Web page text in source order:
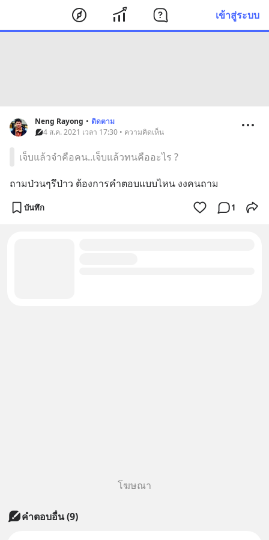
เข้าสู่ระบบ
Neng Rayong • ติดตาม
4 ส.ค. 2021 เวลา 17:30 • ความคิดเห็น
เจ็บแล้วจำคือคน..เจ็บแล้วทนคืออะไร ?
ถามป่วนๆรึป่าว ต้องการคำตอบแบบไหน งงคนถาม
บันทึก 1
โฆษณา
คำตอบอื่น(9)